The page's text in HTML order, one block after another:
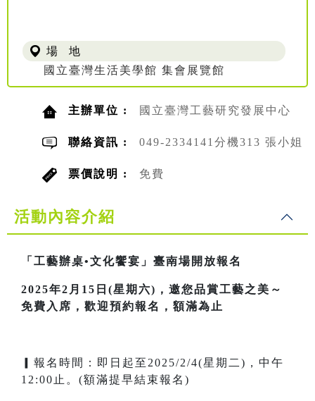
場 地
國立臺灣生活美學館 集會展覽館
主辦單位 : 國立臺灣工藝研究發展中心
聯絡資訊 : 049-2334141分機313 張小姐
票價說明 : 免費
活動內容介紹
「工藝辦桌•文化饗宴」臺南場開放報名
2025年2月15日(星期六)，邀您品賞工藝之美～
免費入席，歡迎預約報名，額滿為止
▎報名時間：即日起至2025/2/4(星期二)，中午
12:00止。(額滿提早結束報名)